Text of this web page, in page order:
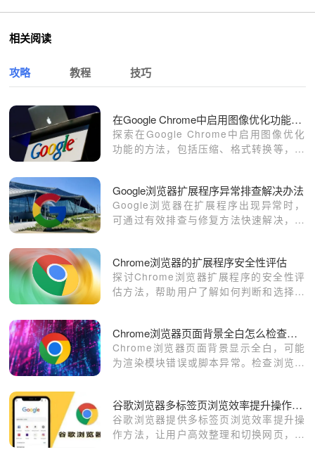
相关阅读
攻略 教程 技巧
在Google Chrome中启用图像优化功能提升网页性能
探索在Google Chrome中启用图像优化
功能的方法，包括压缩、格式转换等，以
Google浏览器扩展程序异常排查解决办法
Google浏览器在扩展程序出现异常时，
可通过有效排查与修复方法快速解决，保
Chrome浏览器的扩展程序安全性评估
探讨Chrome浏览器扩展程序的安全性评
估方法，帮助用户了解如何判断和选择安
Chrome浏览器页面背景全白怎么检查渲染异常
Chrome浏览器页面背景显示全白，可能
为渲染模块错误或脚本异常。检查浏览器
谷歌浏览器多标签页浏览效率提升操作方法
谷歌浏览器提供多标签页浏览效率提升操
作方法，让用户高效整理和切换网页，提